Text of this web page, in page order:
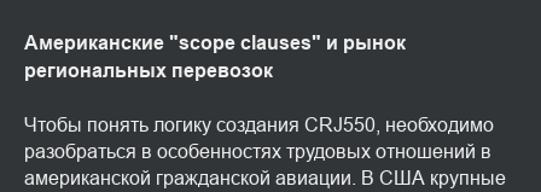
Американские "scope clauses" и рынок
региональных перевозок
Чтобы понять логику создания CRJ550, необходимо
разобраться в особенностях трудовых отношений в
американской гражданской авиации. В США крупные